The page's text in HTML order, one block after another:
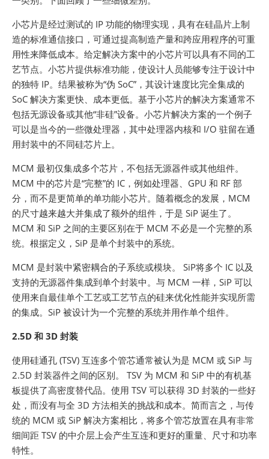
小芯片是经过测试的 IP 功能的物理实现，具有在硅晶片上制
造的标准通信接口，可通过提高制造产量和跨应用程序的可重
用性来降低成本。给定解决方案中的小芯片可以具有不同的工
艺节点。小芯片提供标准功能，使设计人员能够专注于设计中
的独特 IP。结果被称为“伪 SoC”，其设计速度比完全集成的
SoC 解决方案更快、成本更低。基于小芯片的解决方案通常不
包括无源设备或其他“非硅”设备。小芯片解决方案的一个例子
可以是当今的一些微处理器，其中处理器内核和 I/O 驻留在通
用封装中的不同硅芯片上。
MCM 最初仅集成多个芯片，不包括无源器件或其他组件。
MCM 中的芯片是“完整”的 IC，例如处理器、GPU 和 RF 部
分，而不是更简单的单功能小芯片。随着概念的发展，MCM
的尺寸越来越大并集成了额外的组件，于是 SiP 诞生了。
MCM 和 SiP 之间的主要区别在于 MCM 不必是一个完整的系
统。根据定义，SiP 是单个封装中的系统。
MCM 是封装中紧密耦合的子系统或模块。 SiP将多个 IC 以及
支持的无源器件集成到单个封装中。与 MCM 一样，SiP 可以
使用来自最佳单个工艺或工艺节点的硅来优化性能并实现所需
的集成。SiP 被设计为一个完整的系统并用作单个组件。
2.5D 和 3D 封装
使用硅通孔 (TSV) 互连多个管芯通常被认为是 MCM 或 SiP 与
2.5D 封装器件之间的区别。 TSV 为 MCM 和 SiP 中的有机基
板提供了高密度替代品。使用 TSV 可以获得 3D 封装的一些好
处，而没有与全 3D 方法相关的挑战和成本。简而言之，与传
统的 MCM 或 SiP 解决方案相比，将多个管芯放置在具有非常
细间距 TSV 的中介层上会产生互连和更好的重量、尺寸和功率
特性。